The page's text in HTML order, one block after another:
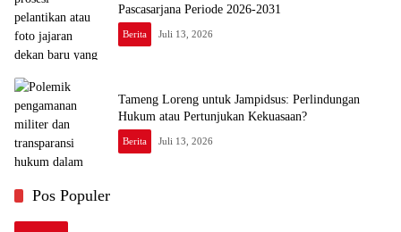
Pascasarjana Periode 2026-2031
Berita Juli 13, 2026
Tameng Loreng untuk Jampidsus: Perlindungan
Hukum atau Pertunjukan Kekuasaan?
Berita Juli 13, 2026
Pos Populer